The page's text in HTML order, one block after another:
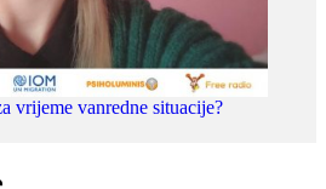
vrijeme vanredne situacije?